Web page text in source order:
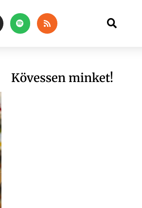
Kövessen minket!